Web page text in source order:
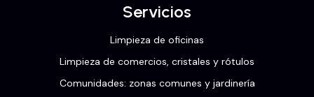
Servicios
Limpieza de oficinas
Limpieza de comercios, cristales y rótulos
Comunidades: zonas comunes y jardinería